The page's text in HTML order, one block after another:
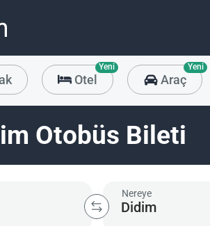
Otel
Yeni
Araç
Yeni
Otobüs Bileti
Nereye